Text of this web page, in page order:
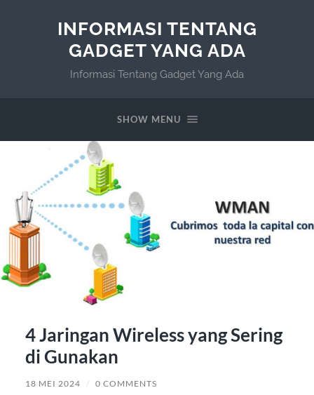
INFORMASI TENTANG
GADGET YANG ADA
Informasi Tentang Gadget Yang Ada
SHOW MENU
4 Jaringan Wireless yang Sering
di Gunakan
18 MEI 2024 / 0 COMMENTS